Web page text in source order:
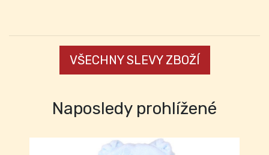
VŠECHNY SLEVY ZBOŽÍ
Naposledy prohlížené